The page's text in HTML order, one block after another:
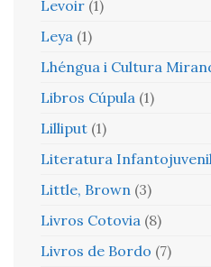
Levoir (1)
Leya (1)
Lhéngua i Cultura
Libros Cúpula (1)
Lilliput (1)
Literatura Infantojuvenil
Little, Brown (3)
Livros Cotovia (8)
Livros de Bordo (7)